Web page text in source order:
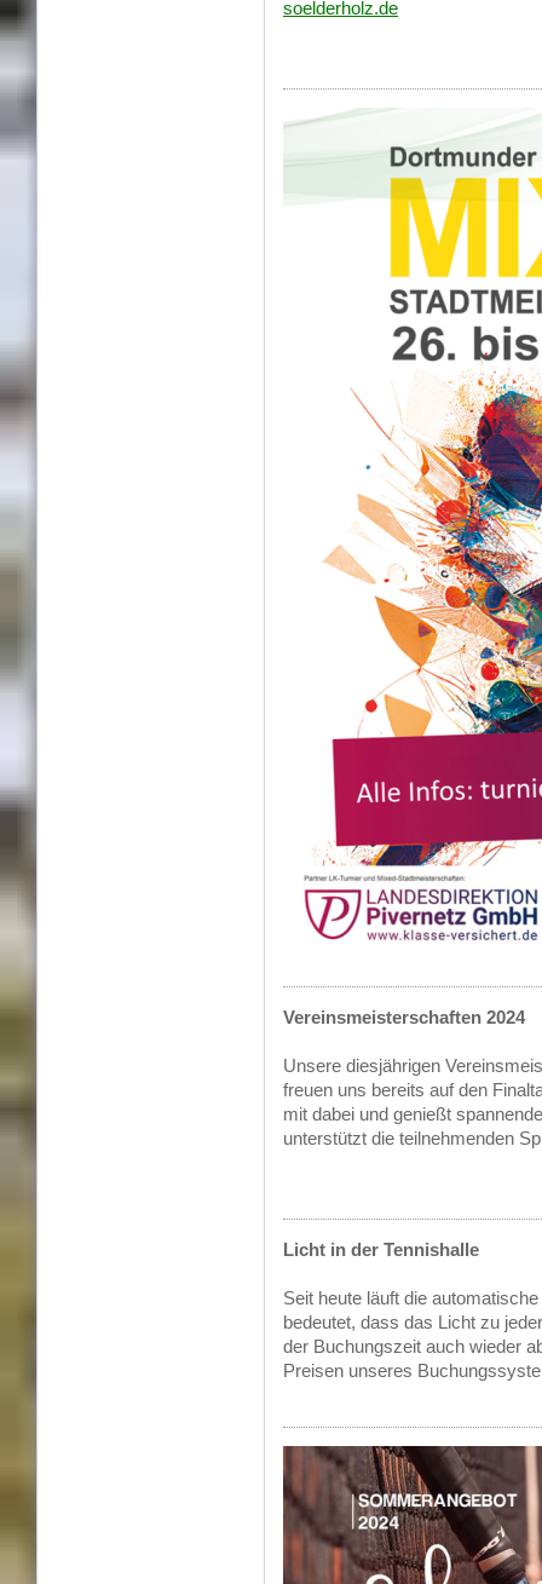
soelderholz.de
Vereinsmeisterschaften 2024
Unsere diesjährigen
freuen uns bereits auf den
mit dabei und genießt
unterstützt die teilnehmenden
Licht in der Tennishalle
Seit heute läuft die
bedeutet, dass das Licht zu
der Buchungszeit auch wieder
Preisen unseres